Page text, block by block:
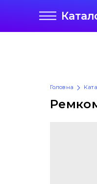
Головна